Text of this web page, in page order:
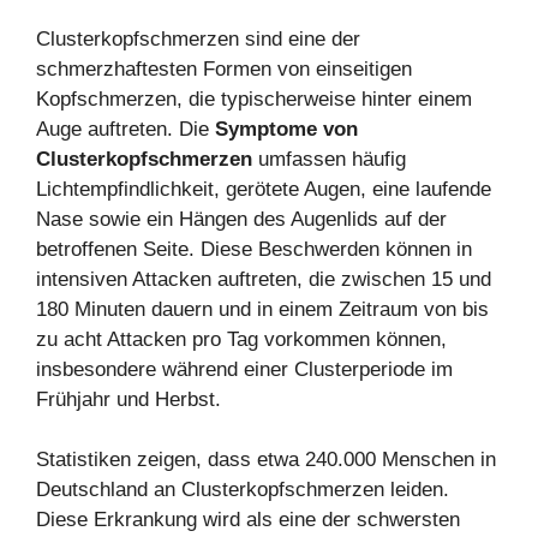
Clusterkopfschmerzen sind eine der
schmerzhaftesten Formen von einseitigen
Kopfschmerzen, die typischerweise hinter einem
Auge auftreten. Die Symptome von
Clusterkopfschmerzen umfassen häufig
Lichtempfindlichkeit, gerötete Augen, eine laufende
Nase sowie ein Hängen des Augenlids auf der
betroffenen Seite. Diese Beschwerden können in
intensiven Attacken auftreten, die zwischen 15 und
180 Minuten dauern und in einem Zeitraum von bis
zu acht Attacken pro Tag vorkommen können,
insbesondere während einer Clusterperiode im
Frühjahr und Herbst.
Statistiken zeigen, dass etwa 240.000 Menschen in
Deutschland an Clusterkopfschmerzen leiden.
Diese Erkrankung wird als eine der schwersten